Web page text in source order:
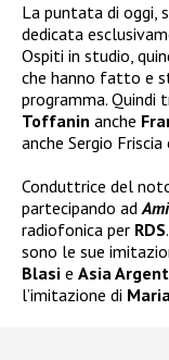
La puntata di oggi,
dedicata
Ospiti in studio,
che hanno fatto e
programma. Quindi
Toffanin anche
anche Sergio
Conduttrice del
partecipando ad
radiofonica per RDS
sono le sue
Blasi e Asia
l’imitazione di